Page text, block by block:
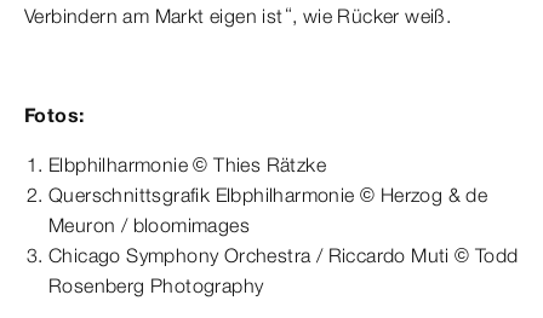
Verbindern am Markt eigen ist“, wie Rücker weiß.
Fotos:
Elbphilharmonie © Thies Rätzke
Querschnittsgrafik Elbphilharmonie © Herzog & de
Meuron / bloomimages
Chicago Symphony Orchestra / Riccardo Muti © Todd
Rosenberg Photography